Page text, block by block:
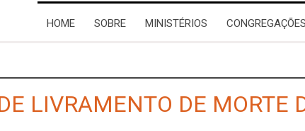
HOME SOBRE MINISTÉRIOS CONGREGAÇÕES
LIVRAMENTO DE MORTE